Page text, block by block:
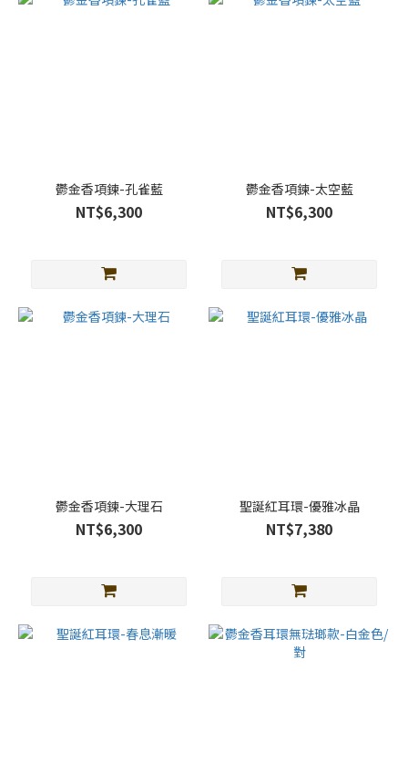
鬱金香項鍊-孔雀藍
NT$6,300
鬱金香項鍊-太空藍
NT$6,300
鬱金香項鍊-大理石
NT$6,300
聖誕紅耳環-優雅冰晶
NT$7,380